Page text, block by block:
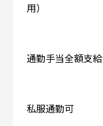
用）
通勤手当全額支給
私服通勤可